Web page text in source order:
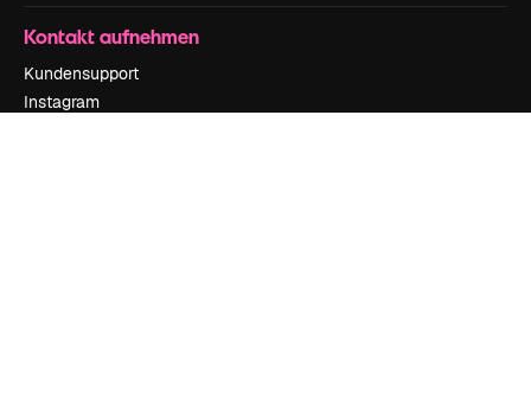
Kontakt aufnehmen
Kundensupport
Instagram